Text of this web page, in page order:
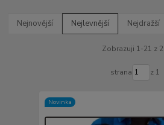
Nejnovější Nejlevnější Nejdražší
Zobrazuji 1-21 z
strana z 1
Novinka